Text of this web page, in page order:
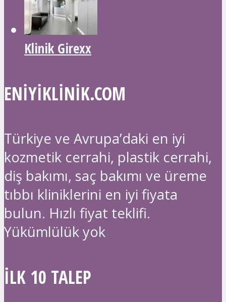
Klinik Girexx
ENIYIKLINIK.COM
Türkiye ve Avrupa’daki en iyi
kozmetik cerrahi, plastik cerrahi,
diş bakımı, saç bakımı ve üreme
tıbbı kliniklerini en iyi fiyata
bulun. Hızlı fiyat teklifi.
Yükümlülük yok
İLK 10 TALEP